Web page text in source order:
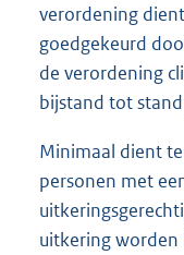
verordening
goedgekeurd
de verordening
bijstand tot
Minimaal dient
personen met
uitkering